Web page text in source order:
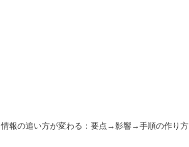
情報の追い方が変わる：要点→影響→手順の作り方